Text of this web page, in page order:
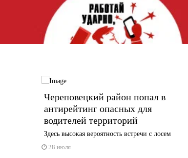
Череповецкий район попал в
антирейтинг опасных для
водителей территорий
Здесь высокая вероятность встречи с лосем
28 июля